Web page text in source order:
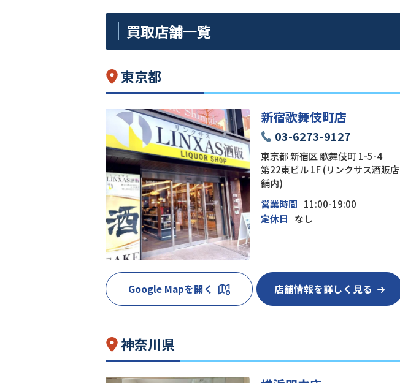
買取店舗一覧
東京都
新宿歌舞伎町店
03-6273-9127
東京都 新宿区 歌舞伎町 1-5-4
第22東ビル 1F (リンクサス酒販店
舗内)
営業時間 11:00-19:00
定休日
なし
Google Mapを開く 店舗情報を詳しく見る
神奈川県